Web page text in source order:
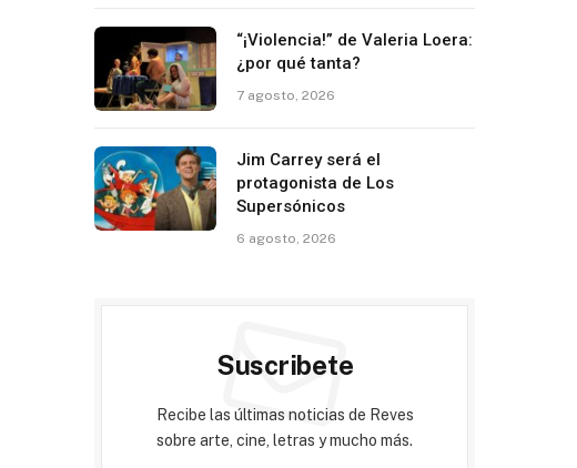
“¡Violencia!” de Valeria Loera:
¿por qué tanta?
7 agosto, 2026
Jim Carrey será el
protagonista de Los
Supersónicos
6 agosto, 2026
Suscribete
Recibe las últimas noticias de Reves
sobre arte, cine, letras y mucho más.